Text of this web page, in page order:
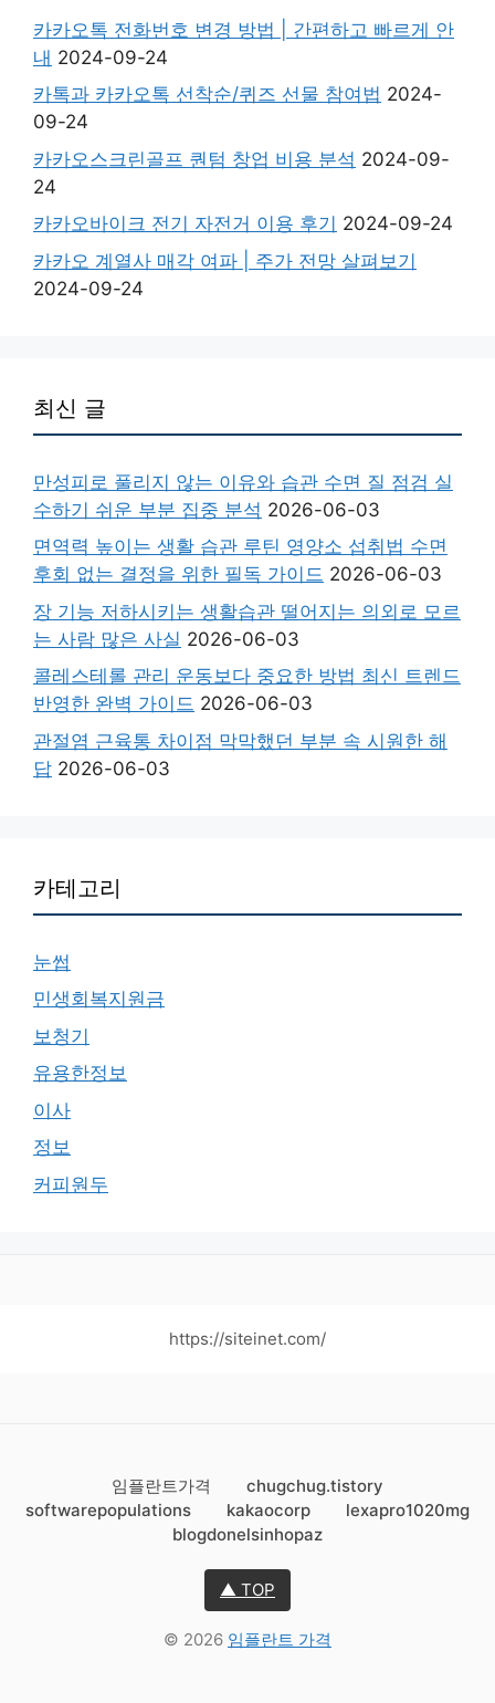
카카오톡 전화번호 변경 방법 | 간편하고 빠르게 안
내 2024-09-24
카톡과 카카오톡 선착순/퀴즈 선물 참여법 2024-
09-24
카카오스크린골프 퀀텀 창업 비용 분석 2024-09-
24
카카오바이크 전기 자전거 이용 후기 2024-09-24
카카오 계열사 매각 여파 | 주가 전망 살펴보기
2024-09-24
최신 글
만성피로 풀리지 않는 이유와 습관 수면 질 점검 실
수하기 쉬운 부분 집중 분석 2026-06-03
면역력 높이는 생활 습관 루틴 영양소 섭취법 수면
후회 없는 결정을 위한 필독 가이드 2026-06-03
장 기능 저하시키는 생활습관 떨어지는 의외로 모르
는 사람 많은 사실 2026-06-03
콜레스테롤 관리 운동보다 중요한 방법 최신 트렌드
반영한 완벽 가이드 2026-06-03
관절염 근육통 차이점 막막했던 부분 속 시원한 해
답 2026-06-03
카테고리
눈썹
민생회복지원금
보청기
유용한정보
이사
정보
커피원두
https://siteinet.com/
임플란트가격
chugchug.tistory
softwarepopulations
kakaocorp
lexapro1020mg
blogdonelsinhopaz
▲ TOP
© 2026 임플란트 가격